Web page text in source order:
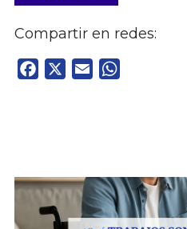
Compartir en redes:
Facebook Email